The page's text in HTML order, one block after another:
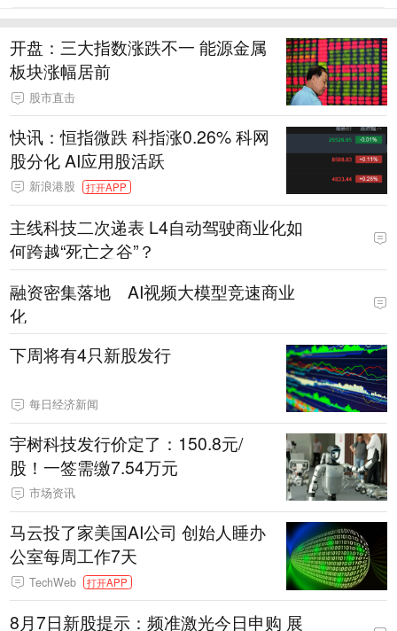
开盘：三大指数涨跌不一 能源金属
板块涨幅居前
股市直击
快讯：恒指微跌 科指涨0.26% 科网
股分化 AI应用股活跃
新浪港股 打开APP
主线科技二次递表 L4自动驾驶商业化如
何跨越“死亡之谷”？
融资密集落地 AI视频大模型竞速商业
化
下周将有4只新股发行
每日经济新闻
宇树科技发行价定了：150.8元/
股！一签需缴7.54万元
市场资讯
马云投了家美国AI公司 创始人睡办
公室每周工作7天
TechWeb 打开APP
8月7日新股提示：频准激光今日申购 展